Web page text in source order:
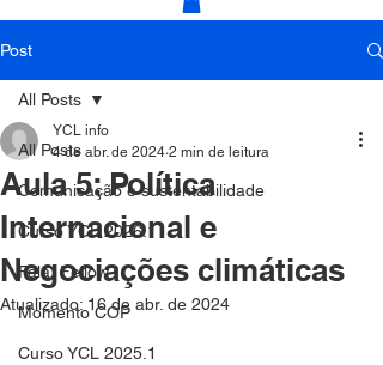
Post
All Posts
Comunicação e sustentabilidade
Curso YCL 2026.1
Fala, Fellow
Momento COP
Curso YCL 2025.1
All Posts
Aula 5: Política
Internacional e
Negociações climáticas
YCL info
4 de abr. de 2024 2 min de leitura
Atualizado: 16 de abr. de 2024